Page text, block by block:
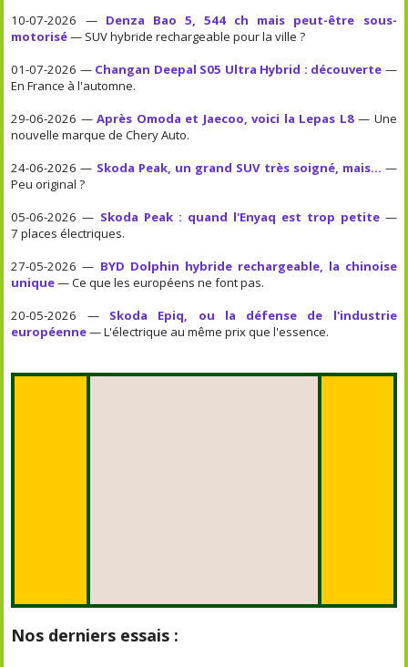
10-07-2026 — Denza Bao 5, 544 ch mais peut-être sous-
motorisé— SUV hybride rechargeable pour la ville ?
01-07-2026 — Changan Deepal S05 Ultra Hybrid : découverte —
En France à l'automne.
29-06-2026 —Après Omoda et Jaecoo, voici la Lepas L8— Une
nouvelle marque de Chery Auto.
24-06-2026 — Skoda Peak, un grand SUV très soigné, mais... —
Peu original ?
05-06-2026 — Skoda Peak : quand l'Enyaq est trop petite—
7 places électriques.
27-05-2026 — BYD Dolphin hybride rechargeable, la chinoise
unique— Ce que les européens ne font pas.
20-05-2026 — Skoda Epiq, ou la défense de l'industrie
européenne— L'électrique au même prix que l'essence.
Nos derniers essais :